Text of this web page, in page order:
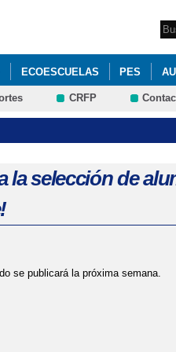
ECOESCUELAS PES
SU JUNTA DIRECTIVA
DEL ALUMNADO
CRFP
selección de
se publicará la próxima semana.